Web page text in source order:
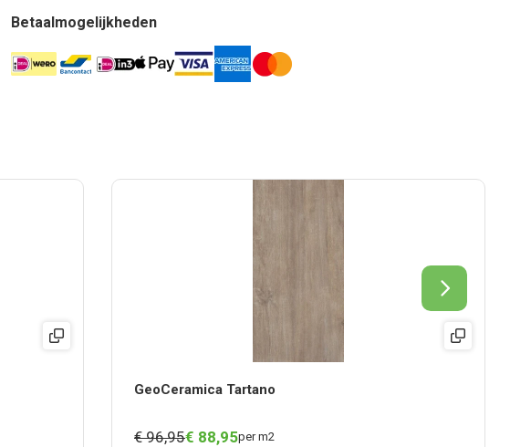
Betaalmogelijkheden
GeoCeramica Tartano
€ 96,95€ 88,95per m2